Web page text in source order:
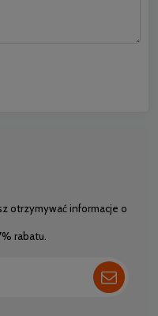
otrzymywać informacje o
rabatu.